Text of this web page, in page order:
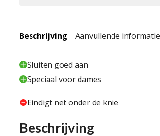
Beschrijving Aanvullende informatie
Sluiten goed aan
Speciaal voor dames
Eindigt net onder de knie
Beschrijving